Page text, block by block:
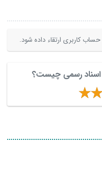
کاربری ارتقاء داده شود.
اسناد رسمی چیست؟